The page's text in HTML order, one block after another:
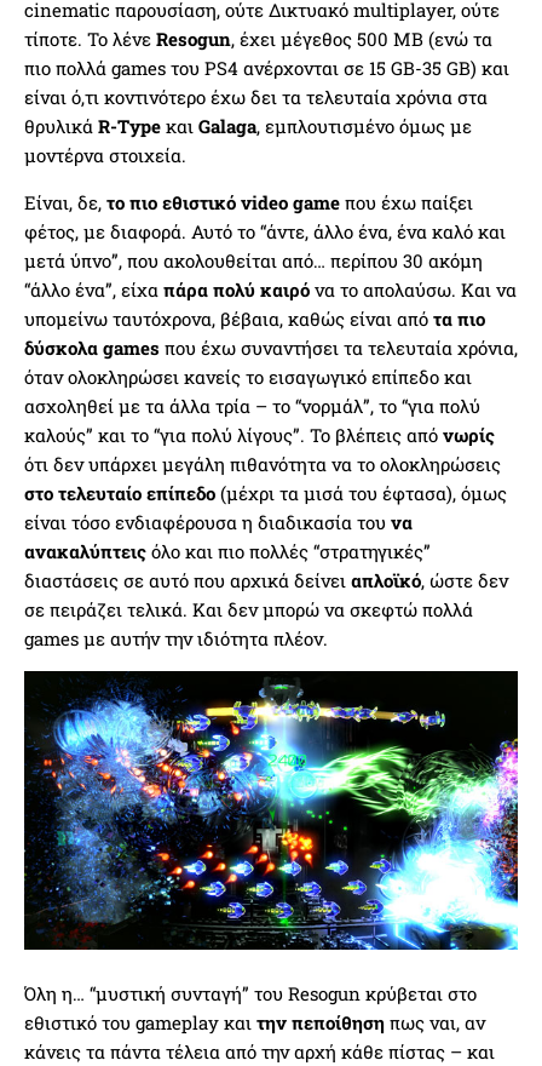
cinematic παρουσίαση, ούτε Δικτυακό multiplayer, ούτε
τίποτε. Το λένε Resogun, έχει μέγεθος 500 MB (ενώ τα
πιο πολλά games του PS4 ανέρχονται σε 15 GB-35 GB) και
είναι ό,τι κοντινότερο έχω δει τα τελευταία χρόνια στα
θρυλικά R-Type και Galaga, εμπλουτισμένο όμως με
μοντέρνα στοιχεία.
Είναι, δε, το πιο εθιστικό video game που έχω παίξει
φέτος, με διαφορά. Αυτό το “άντε, άλλο ένα, ένα καλό και
μετά ύπνο”, που ακολουθείται από… περίπου 30 ακόμη
“άλλο ένα”, είχα πάρα πολύ καιρό να το απολαύσω. Και να
υπομείνω ταυτόχρονα, βέβαια, καθώς είναι από τα πιο
δύσκολα games που έχω συναντήσει τα τελευταία χρόνια,
όταν ολοκληρώσει κανείς το εισαγωγικό επίπεδο και
ασχοληθεί με τα άλλα τρία – το “νορμάλ”, το “για πολύ
καλούς” και το “για πολύ λίγους”. Το βλέπεις από νωρίς
ότι δεν υπάρχει μεγάλη πιθανότητα να το ολοκληρώσεις
στο τελευταίο επίπεδο (μέχρι τα μισά του έφτασα), όμως
είναι τόσο ενδιαφέρουσα η διαδικασία του να
ανακαλύπτεις όλο και πιο πολλές “στρατηγικές”
διαστάσεις σε αυτό που αρχικά δείνει απλοϊκό, ώστε δεν
σε πειράζει τελικά. Και δεν μπορώ να σκεφτώ πολλά
games με αυτήν την ιδιότητα πλέον.
Όλη η… “μυστική συνταγή” του Resogun κρύβεται στο
εθιστικό του gameplay και την πεποίθηση πως ναι, αν
κάνεις τα πάντα τέλεια από την αρχή κάθε πίστας – και